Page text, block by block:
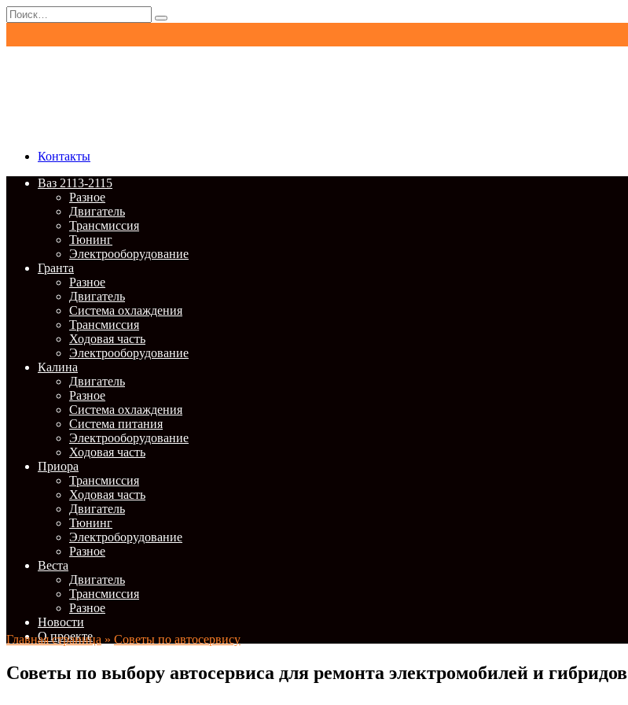
Перейти
к
Search
for:
Контакты
Ваз 2113-2115
Разное
Двигатель
Трансмиссия
Тюнинг
Электрооборудование
Гранта
Разное
Двигатель
Система охлаждения
Трансмиссия
Ходовая часть
Электрооборудование
Калина
Двигатель
Разное
Система охлаждения
Система питания
Электрооборудование
Ходовая часть
Приора
Трансмиссия
Ходовая часть
Двигатель
Тюнинг
Электроборудование
Разное
Веста
Двигатель
Трансмиссия
Разное
Новости
О проекте
Главная страница » Советы по автосервису
Советы по выбору автосервиса для ремонта электромобилей и гибридов